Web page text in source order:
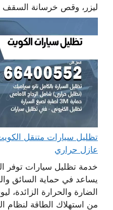
ليزر، وقص خرسانة السقف
عازل حراري
خدمة تظليل سيارات توفر
يساعد في حماية السائق
الضارة والحرارة الزائدة،
من استهلاك الطاقة لنظام